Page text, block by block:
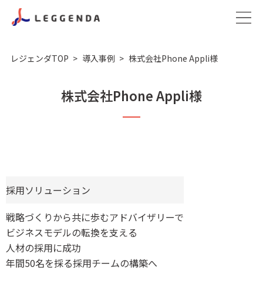
レジェンダTOP 導入事例 株式会社Phone Appli様
株式会社Phone Appli様
採用ソリューション
戦略づくりから共に歩むアドバイザリーで
ビジネスモデルの転換を支える
人材の採用に成功
年間50名を採る採用チームの構築へ